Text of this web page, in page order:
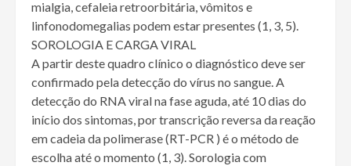
mialgia, cefaleia retroorbitária, vômitos e
linfonodomegalias podem estar presentes (1, 3, 5).
SOROLOGIA E CARGA VIRAL
A partir deste quadro clínico o diagnóstico deve ser
confirmado pela detecção do vírus no sangue. A
detecção do RNA viral na fase aguda, até 10 dias do
início dos sintomas, por transcrição reversa da reação
em cadeia da polimerase (RT-PCR ) é o método de
escolha até o momento (1, 3). Sorologia com